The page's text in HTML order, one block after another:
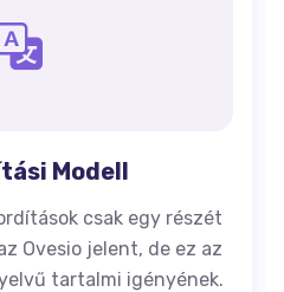
Modell
csak egy részét
Ovesio jelent, de ez az
tartalmi igényének.